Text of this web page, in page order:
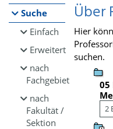
Suche
Einfach
Erweitert
nach
Fachgebiet
nach
Fakultät /
Sektion
Über
Hier
suchen.
05
2